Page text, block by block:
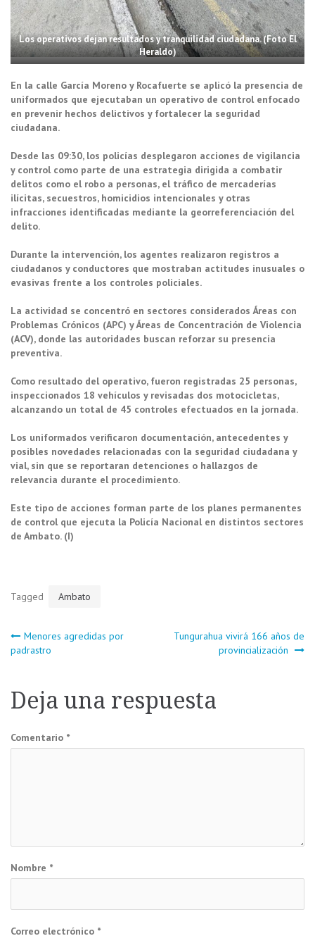
Los operativos dejan resultados y tranquilidad ciudadana. (Foto El
Heraldo)
En la calle García Moreno y Rocafuerte se aplicó la presencia de
uniformados que ejecutaban un operativo de control enfocado
en prevenir hechos delictivos y fortalecer la seguridad
ciudadana.
Desde las 09:30, los policías desplegaron acciones de vigilancia
y control como parte de una estrategia dirigida a combatir
delitos como el robo a personas, el tráfico de mercaderías
ilícitas, secuestros, homicidios intencionales y otras
infracciones identificadas mediante la georreferenciación del
delito.
Durante la intervención, los agentes realizaron registros a
ciudadanos y conductores que mostraban actitudes inusuales o
evasivas frente a los controles policiales.
La actividad se concentró en sectores considerados Áreas con
Problemas Crónicos (APC) y Áreas de Concentración de Violencia
(ACV), donde las autoridades buscan reforzar su presencia
preventiva.
Como resultado del operativo, fueron registradas 25 personas,
inspeccionados 18 vehículos y revisadas dos motocicletas,
alcanzando un total de 45 controles efectuados en la jornada.
Los uniformados verificaron documentación, antecedentes y
posibles novedades relacionadas con la seguridad ciudadana y
vial, sin que se reportaran detenciones o hallazgos de
relevancia durante el procedimiento.
Este tipo de acciones forman parte de los planes permanentes
de control que ejecuta la Policía Nacional en distintos sectores
de Ambato. (I)
Tagged Ambato
Navegación
entradas
Menores agredidas por
padrastro
Tungurahua vivirá 166 años de
provincialización
Deja una respuesta
Comentario *
Nombre *
Correo electrónico *